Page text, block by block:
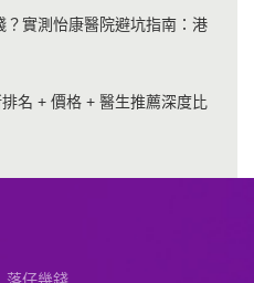
實測怡康醫院避坑指南：港
名 + 價格 + 醫生推薦深度比